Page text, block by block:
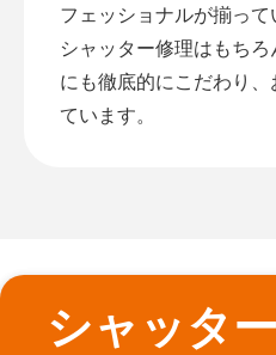
フェッショナルが揃って
シャッター修理はもち
にも徹底的にこだわり
ています。
シャッタ